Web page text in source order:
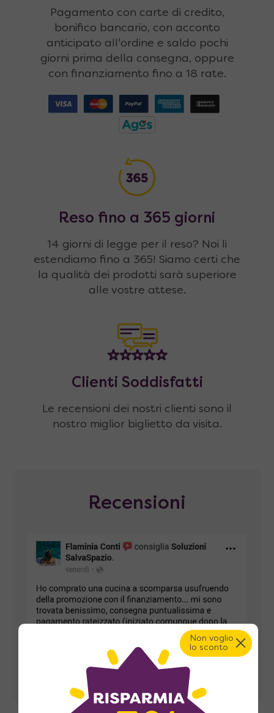
Pagamento con carte di credito,
bonifico bancario, con acconto
anticipato all'ordine e saldo pochi
giorni prima della consegna, oppure
con finanziamento fino a 18 rate.
Reso fino a 365 giorni
14 giorni di legge per il reso? Noi li
estendiamo fino a 365! Siamo certi che
la qualità dei prodotti sarà superiore
alle vostre attese.
Clienti Soddisfatti
Le recensioni dei nostri clienti sono il
nostro miglior biglietto da visita.
Recensioni
Non voglio
lo sconto